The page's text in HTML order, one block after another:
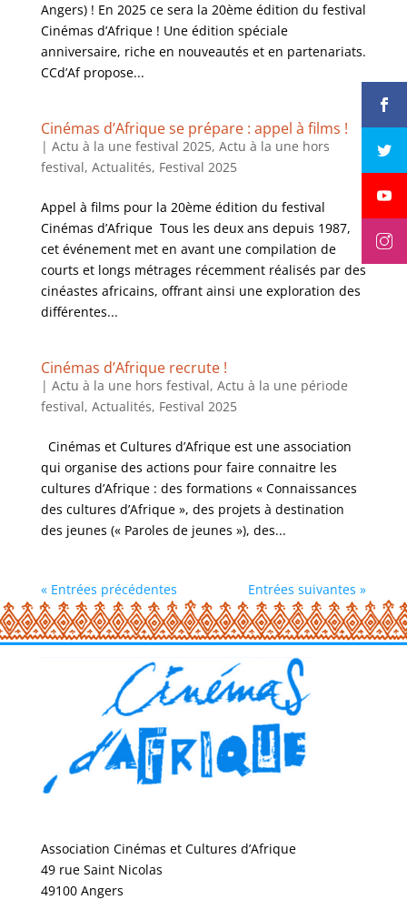
Angers) ! En 2025 ce sera la 20ème édition du festival
Cinémas d’Afrique ! Une édition spéciale
anniversaire, riche en nouveautés et en partenariats.
CCd’Af propose...
Cinémas d’Afrique se prépare : appel à films !
| Actu à la une festival 2025, Actu à la une hors
festival, Actualités, Festival 2025
Appel à films pour la 20ème édition du festival
Cinémas d’Afrique Tous les deux ans depuis 1987,
cet événement met en avant une compilation de
courts et longs métrages récemment réalisés par des
cinéastes africains, offrant ainsi une exploration des
différentes...
Cinémas d’Afrique recrute !
| Actu à la une hors festival, Actu à la une période
festival, Actualités, Festival 2025
Cinémas et Cultures d’Afrique est une association
qui organise des actions pour faire connaitre les
cultures d’Afrique : des formations « Connaissances
des cultures d’Afrique », des projets à destination
des jeunes (« Paroles de jeunes »), des...
« Entrées précédentes Entrées suivantes »
Association Cinémas et Cultures d’Afrique
49 rue Saint Nicolas
49100 Angers